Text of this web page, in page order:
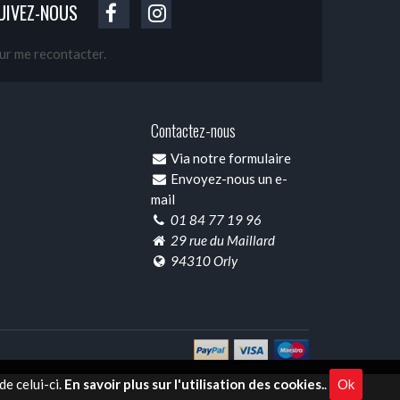
celui-ci. En savoir plus sur l'utilisation des cookies.. Ok
NOUS
me recontacter.
Contactez-nous
Via notre formulaire
Envoyez-nous un e-
mail
01 84 77 19 96
29 rue du Maillard
94310 Orly